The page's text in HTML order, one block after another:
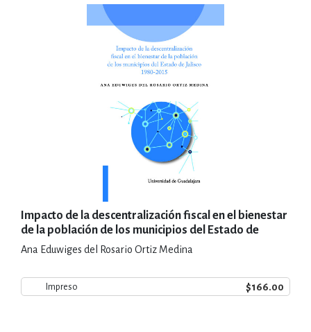
Impacto de la descentralización fiscal en el bienestar
de la población de los municipios del Estado de
Jalisco 1980-2015
Ana Eduwiges del Rosario Ortiz Medina
Impreso $166.00